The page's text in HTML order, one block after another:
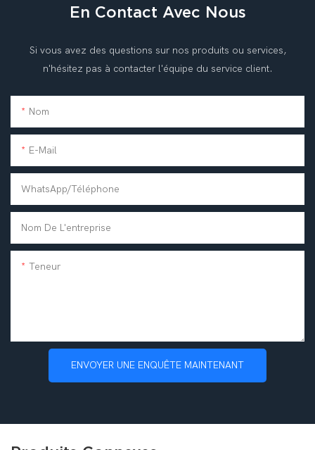
En Contact Avec Nous
Si vous avez des questions sur nos produits ou services,
n'hésitez pas à contacter l'équipe du service client.
Nom
E-Mail
WhatsApp/téléphone
Nom De L'entreprise
Teneur
ENVOYER UNE ENQUÊTE MAINTENANT